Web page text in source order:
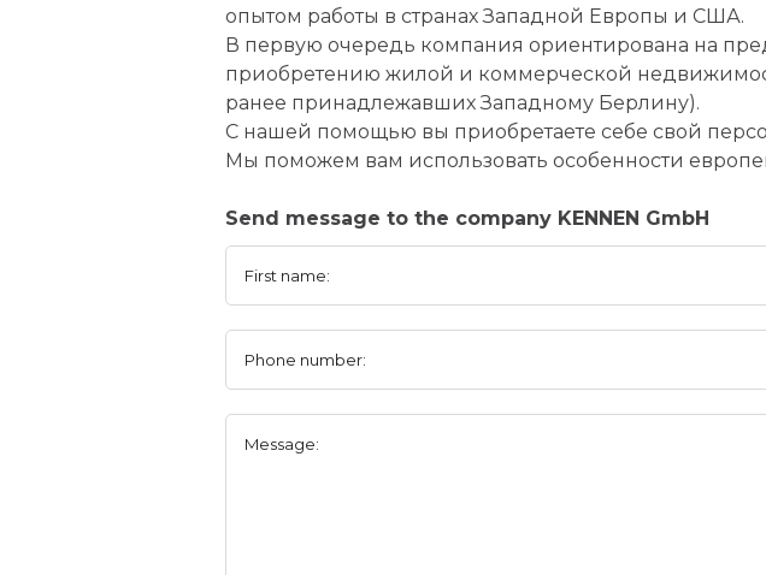
опытом работы в странах Западной Европы и США.
В первую очередь компания ориентирована на
приобретению жилой и коммерческой
ранее принадлежавших Западному Берлину).
С нашей помощью вы приобретаете себе свой
Мы поможем вам использовать особенности
Send message to the company KENNEN GmbH
First name:
Phone number:
Message: